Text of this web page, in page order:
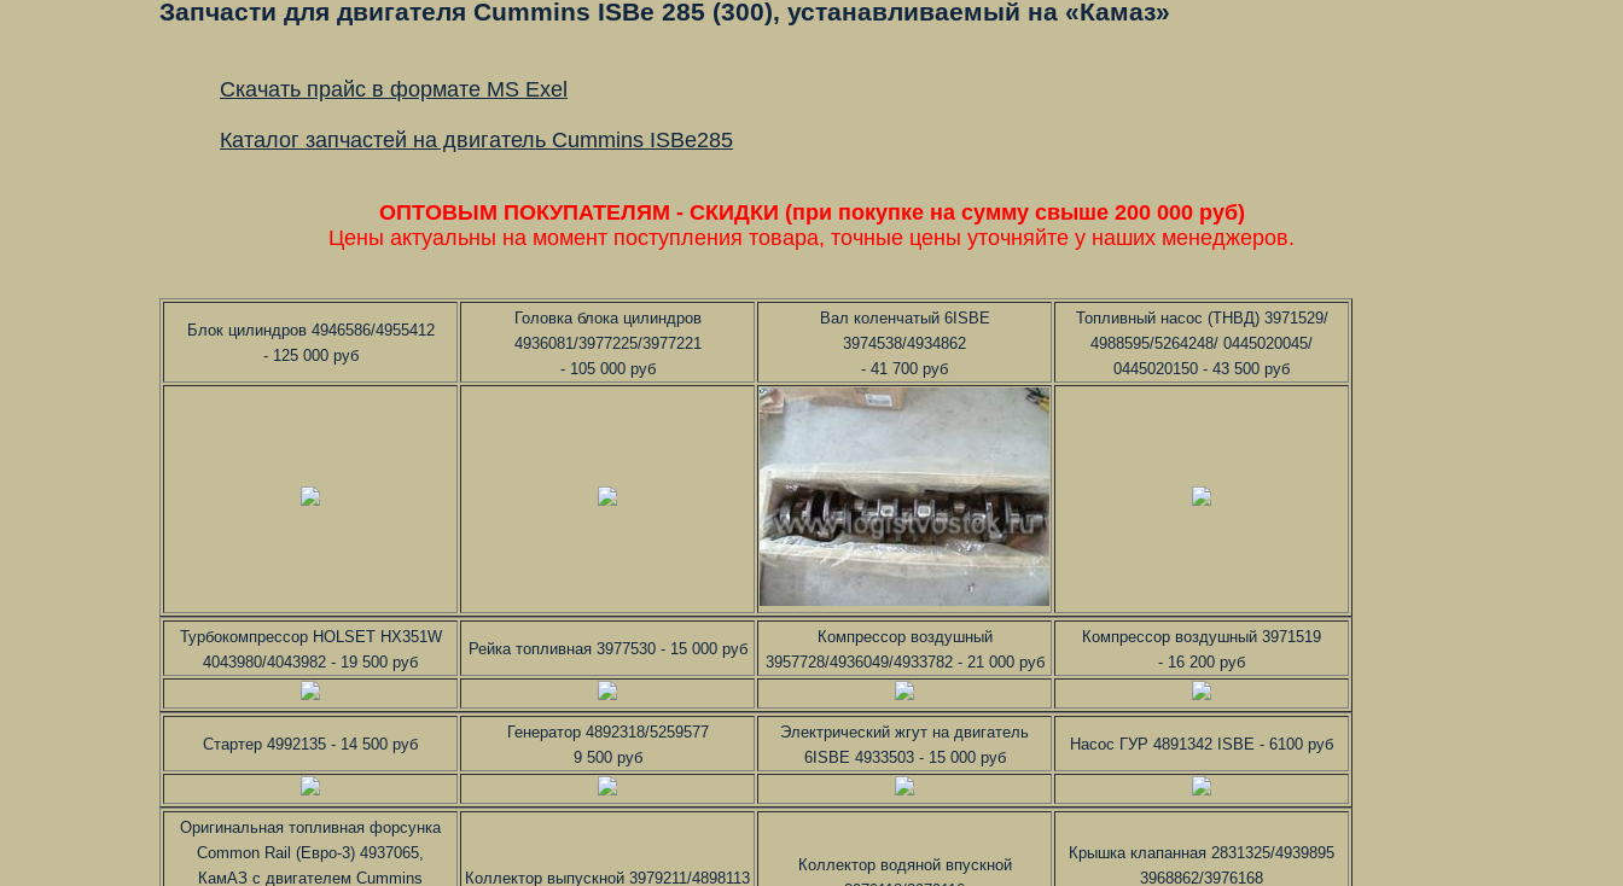
Запчасти для двигателя Cummins ISBe 285 (300), устанавливаемый на «Камаз»
Скачать прайс в формате MS Exel
Каталог запчастей на двигатель Cummins ISBe285
ОПТОВЫМ ПОКУПАТЕЛЯМ - СКИДКИ (при покупке на сумму свыше 200 000 руб)
Цены актуальны на момент поступления товара, точные цены уточняйте у наших менеджеров.
Блок цилиндров 4946586/4955412
- 125 000 руб
Головка блока цилиндров
4936081/3977225/3977221
- 105 000 руб
Вал коленчатый 6ISBE
3974538/4934862
- 41 700 руб
Топливный насос (ТНВД) 3971529/
4988595/5264248/ 0445020045/
0445020150 - 43 500 руб
Турбокомпрессор HOLSET HX351W
4043980/4043982 - 19 500 руб
Рейка топливная 3977530 - 15 000 руб
Компрессор воздушный
3957728/4936049/4933782 - 21 000 руб
Компрессор воздушный 3971519
- 16 200 руб
Стартер 4992135 - 14 500 руб
Генератор 4892318/5259577
9 500 руб
Электрический жгут на двигатель
6ISBE 4933503 - 15 000 руб
Насос ГУР 4891342 ISBE - 6100 руб
Оригинальная топливная форсунка
Common Rail (Евро-3) 4937065,
КамАЗ с двигателем Cummins
Коллектор выпускной 3979211/4898113
Коллектор водяной впускной
Крышка клапанная 2831325/4939895
3968862/3976168